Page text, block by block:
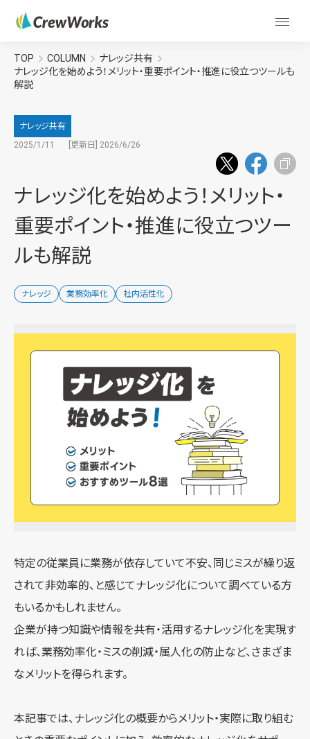
TOP COLUMN
ナレッジ共有
ナレッジ化を始めよう！メリット・重要ポイント・推進に役立つツールも
解説
ナレッジ共有
2025/1/11
[更新日] 2026/6/26
ナレッジ化を始めよう！メリット・
重要ポイント・推進に役立つツー
ルも解説
ナレッジ 業務効率化 社内活性化
特定の従業員に業務が依存していて不安、同じミスが繰り返
されて非効率的、と感じてナレッジ化について調べている方
もいるかもしれません。
企業が持つ知識や情報を共有・活用するナレッジ化を実現す
れば、業務効率化・ミスの削減・属人化の防止など、さまざま
なメリットを得られます。
本記事では、ナレッジ化の概要からメリット・実際に取り組む